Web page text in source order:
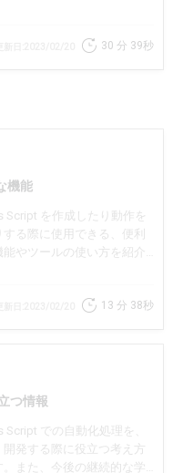
30 分 39秒
機能
Script を作成したり動作を
する際に使用できる、便利
能やツールの使い方を紹介
13 分 38秒
つ情報
での自動化処理を、
開発する際に役立つ考え方
。また、今後の継続的な学